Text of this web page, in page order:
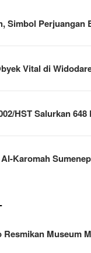
Simbol
Vital di
HST Salurkan
Al-Karomah
Resmikan Museum